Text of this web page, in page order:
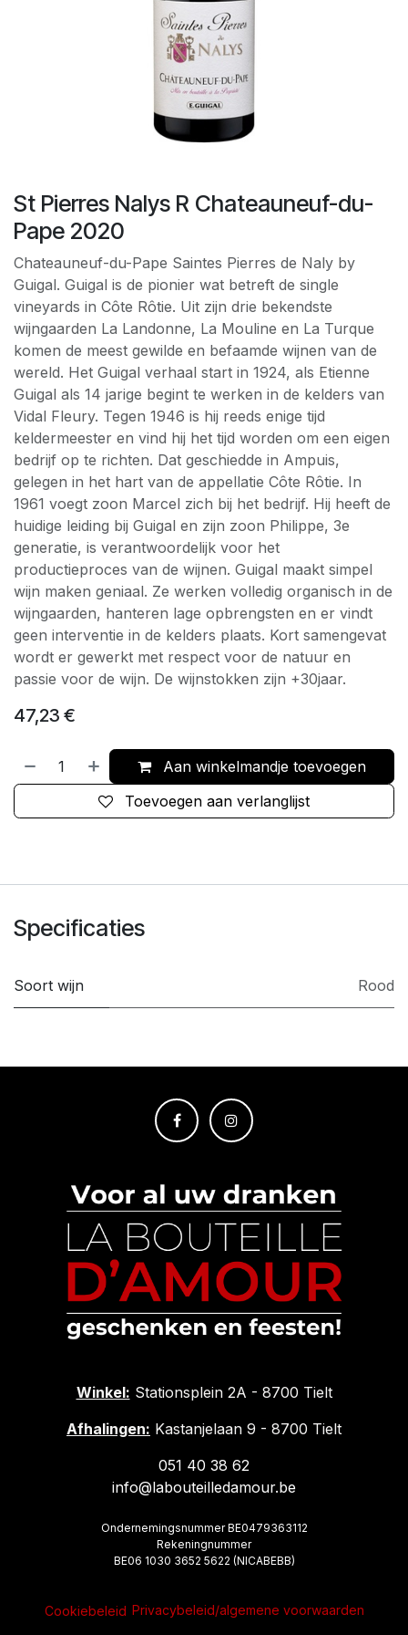
St Pierres Nalys R Chateauneuf-du-
Pape 2020
Chateauneuf-du-Pape Saintes Pierres de Naly by
Guigal. Guigal is de pionier wat betreft de single
vineyards in Côte Rôtie. Uit zijn drie bekendste
wijngaarden La Landonne, La Mouline en La Turque
komen de meest gewilde en befaamde wijnen van de
wereld. Het Guigal verhaal start in 1924, als Etienne
Guigal als 14 jarige begint te werken in de kelders van
Vidal Fleury. Tegen 1946 is hij reeds enige tijd
keldermeester en vind hij het tijd worden om een eigen
bedrijf op te richten. Dat geschiedde in Ampuis,
gelegen in het hart van de appellatie Côte Rôtie. In
1961 voegt zoon Marcel zich bij het bedrijf. Hij heeft de
huidige leiding bij Guigal en zijn zoon Philippe, 3e
generatie, is verantwoordelijk voor het
productieproces van de wijnen. Guigal maakt simpel
wijn maken geniaal. Ze werken volledig organisch in de
wijngaarden, hanteren lage opbrengsten en er vindt
geen interventie in de kelders plaats. Kort samengevat
wordt er gewerkt met respect voor de natuur en
passie voor de wijn. De wijnstokken zijn +30jaar.
47,23 €
Aan winkelmandje toevoegen
Toevoegen aan verlanglijst
Specificaties
Soort wijn Rood
Winkel: Stationsplein 2A - 8700 Tielt
Afhalingen: Kastanjelaan 9 - 8700 Tielt
051 40 38 62
info@labouteilledamour.be
Ondernemingsnummer BE0479363112
Rekeningnummer
BE06 1030 3652 5622 (NICABEBB)
Cookiebeleid Privacybeleid/algemene voorwaarden